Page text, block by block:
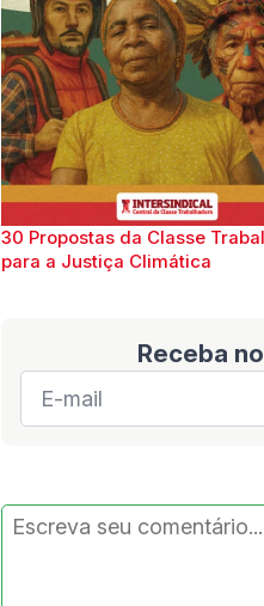
30 Propostas da Classe
para a Justiça Climática
Receba
E-
mail